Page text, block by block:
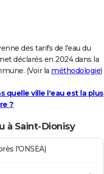
des tarifs de l'eau du
déclarés en 2024 dans la
(Voir la méthodologie)
quelle ville l'eau est la plus
?
à Saint-Dionisy
l'ONSEA)